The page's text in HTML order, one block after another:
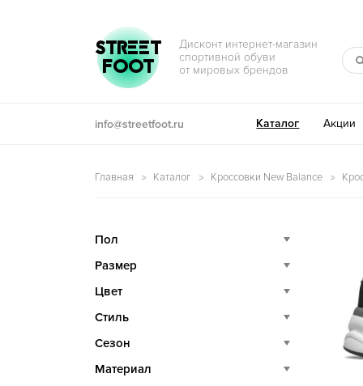
Перейти к навигации
Перейти к содержимому
STREET
FOOT
Дисконт интернет-магазин
спортивной обуви
от мировых брендов
info@streetfoot.ru Каталог Акции
Главная Каталог Кроссовки New Balance
Пол
Размер
Цвет
Стиль
Сезон
Материал